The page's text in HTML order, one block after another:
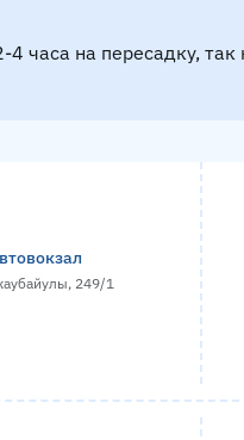
на пересадку, так
249/1